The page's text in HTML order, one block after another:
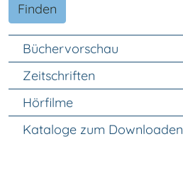
Finden
Unter Navigation
Büchervorschau
Zeitschriften
Hörfilme
Kataloge zum Downloaden